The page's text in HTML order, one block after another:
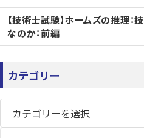
【技術士試験】ホームズの推理：
なのか：前編
カテゴリー